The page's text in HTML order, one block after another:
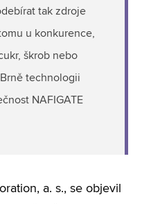
tak zdroje
u konkurence,
škrob nebo
technologii
NAFIGATE
a. s., se objevil